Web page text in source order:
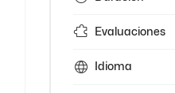
Evaluaciones
Idioma